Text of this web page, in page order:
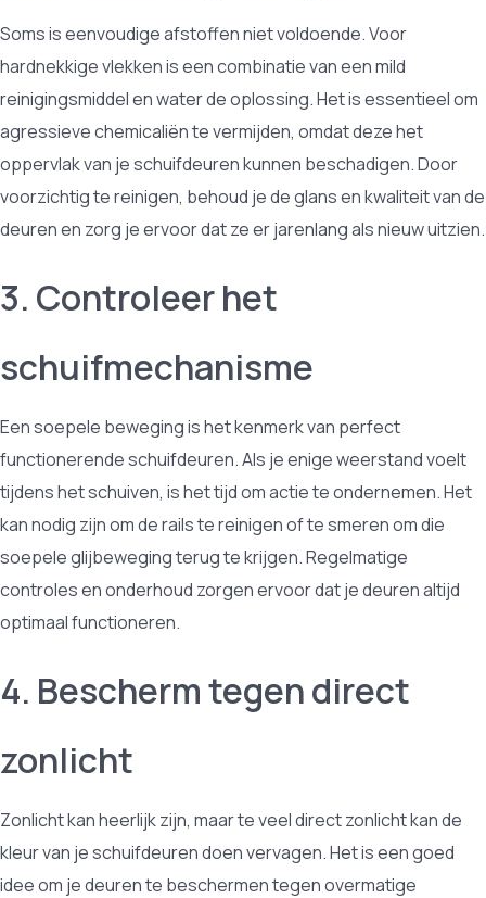
Soms is eenvoudige afstoffen niet voldoende. Voor
hardnekkige vlekken is een combinatie van een mild
reinigingsmiddel en water de oplossing. Het is essentieel om
agressieve chemicaliën te vermijden, omdat deze het
oppervlak van je schuifdeuren kunnen beschadigen. Door
voorzichtig te reinigen, behoud je de glans en kwaliteit van de
deuren en zorg je ervoor dat ze er jarenlang als nieuw uitzien.
3. Controleer het
schuifmechanisme
Een soepele beweging is het kenmerk van perfect
functionerende schuifdeuren. Als je enige weerstand voelt
tijdens het schuiven, is het tijd om actie te ondernemen. Het
kan nodig zijn om de rails te reinigen of te smeren om die
soepele glijbeweging terug te krijgen. Regelmatige
controles en onderhoud zorgen ervoor dat je deuren altijd
optimaal functioneren.
4. Bescherm tegen direct
zonlicht
Zonlicht kan heerlijk zijn, maar te veel direct zonlicht kan de
kleur van je schuifdeuren doen vervagen. Het is een goed
idee om je deuren te beschermen tegen overmatige